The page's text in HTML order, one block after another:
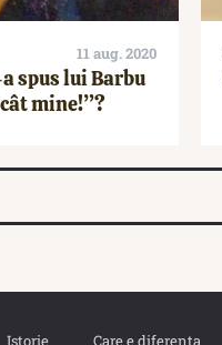
11 aug. 2020
spus lui Barbu
mine!”?
Istorie Care e diferența